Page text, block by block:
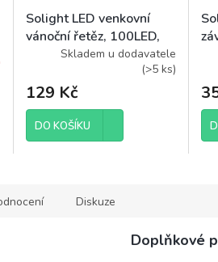
Solight LED venkovní
vánoční řetěz, 100LED,
10m, 3m přívod, 8 funkcí,
IP44, 3x AA, teplá bílá
Skladem u dodavatele
(>5 ks)
129 Kč
DO KOŠÍKU
Diskuze
Doplňkové